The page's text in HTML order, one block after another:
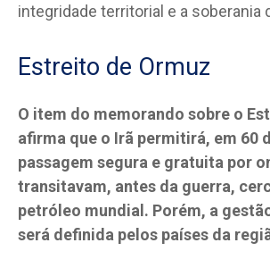
integridade territorial e a soberania
Estreito de Ormuz
O item do memorando sobre o
afirma que o Irã permitirá, em 60
passagem segura e gratuita por
transitavam, antes da guerra,
petróleo mundial. Porém, a
será definida pelos países da